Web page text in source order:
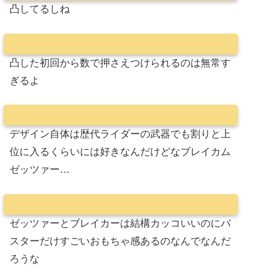
凸してるしね
凸した初回から数で押さえつけられるのは無常す
ぎるよ
デザイン自体は歴代ライダーの武器でも割りと上
位に入るくらいには好きなんだけどなブレイカム
ゼッツァー…
ゼッツァーとブレイカーは結構カッコいいのにバ
スターだけすごいおもちゃ感あるのなんでなんだ
ろうな